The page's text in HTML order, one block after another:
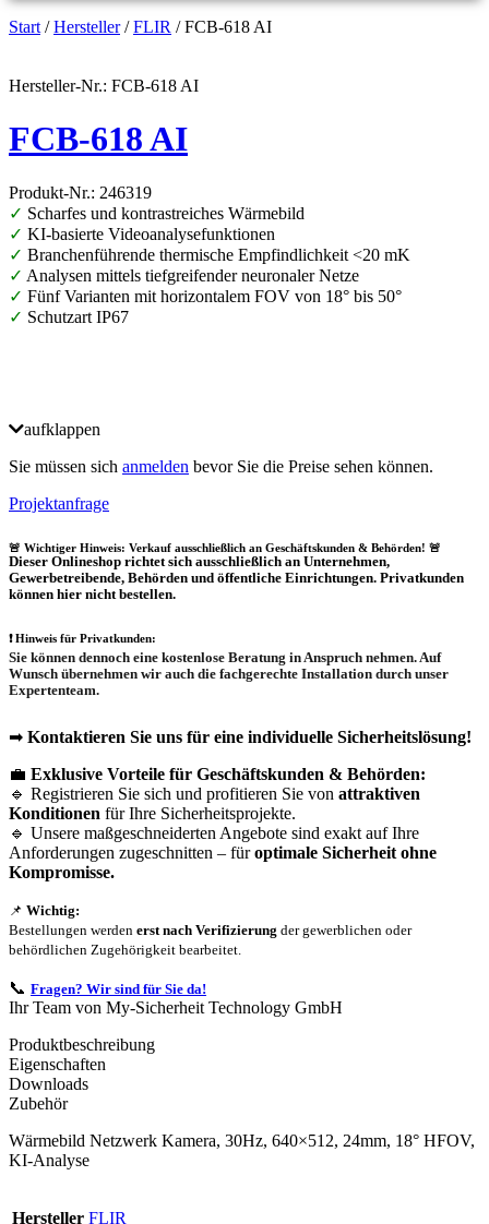
Start /Hersteller/FLIR / FCB-618 AI
Hersteller-Nr.: FCB-618 AI
FCB-618 AI
Produkt-Nr.: 246319
✓ Scharfes und kontrastreiches Wärmebild
✓ KI-basierte Videoanalysefunktionen
✓ Branchenführende thermische Empfindlichkeit <20 mK
✓ Analysen mittels tiefgreifender neuronaler Netze
✓ Fünf Varianten mit horizontalem FOV von 18° bis 50°
✓ Schutzart IP67
aufklappen
Sie müssen sich anmelden bevor Sie die Preise sehen können.
Projektanfrage
🚨 Wichtiger Hinweis: Verkauf ausschließlich an Geschäftskunden & Behörden! 🚨
Dieser Onlineshop richtet sich ausschließlich an Unternehmen,
Gewerbetreibende, Behörden und öffentliche Einrichtungen. Privatkunden
können hier nicht bestellen.
❗Hinweis für Privatkunden:
Sie können dennoch eine kostenlose Beratung in Anspruch nehmen. Auf
Wunsch übernehmen wir auch die fachgerechte Installation durch unser
Expertenteam.
➡ Kontaktieren Sie uns für eine individuelle Sicherheitslösung!
💼 Exklusive Vorteile für Geschäftskunden & Behörden:
🔹 Registrieren Sie sich und profitieren Sie von attraktiven
Konditionen für Ihre Sicherheitsprojekte.
🔹 Unsere maßgeschneiderten Angebote sind exakt auf Ihre
Anforderungen zugeschnitten – füroptimale Sicherheit ohne
Kompromisse.
📌 Wichtig:
Bestellungen werden erst nach Verifizierung der gewerblichen oder
behördlichen Zugehörigkeit bearbeitet.
📞 Fragen? Wir sind für Sie da!
Ihr Team von My-Sicherheit Technology GmbH
Produktbeschreibung
Eigenschaften
Downloads
Zubehör
Wärmebild Netzwerk Kamera, 30Hz, 640×512, 24mm, 18° HFOV,
KI-Analyse
Hersteller FLIR